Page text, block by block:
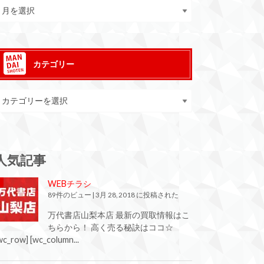
カテゴリー
気記事
WEBチラシ
89件のビュー 3月 28, 2018 に投稿された
万代書店山梨本店 最新の買取情報はこ
ちらから！ 高く売る秘訣はココ☆
[wc_column...